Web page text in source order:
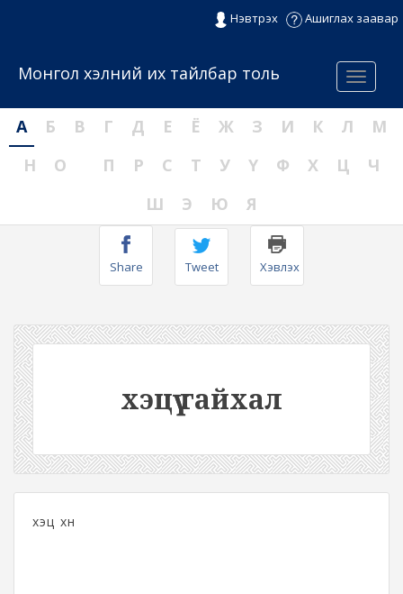
Нэвтрэх Ашиглах заавар
Menu
Монгол хэлний их тайлбар толь
А Б В Г Д Е Ё Ж З И К Л
М
Н
О П Р С Т У Ү Ф Х Ц
Ч
Ш
Э Ю Я
Share Tweet Хэвлэх
хэцүү гайхал
хэцүү хүн